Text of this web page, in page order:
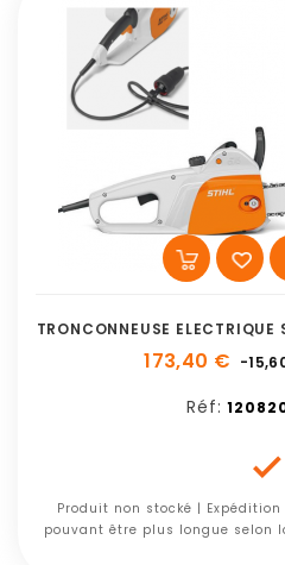
TRONCONNEUSE
173,40 € -
Réf:

Produit non stocké |
pouvant être plus longue selon